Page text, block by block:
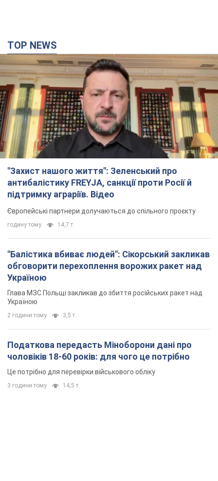
TOP NEWS
"Захист нашого життя": Зеленський про
антибалістику FREYJA, санкції проти Росії й
підтримку аграріїв. Відео
Європейські партнери долучаються до спільного проєкту
годину тому 14,7 т.
"Балістика вбиває людей": Сікорський закликав
обговорити перехоплення ворожих ракет над
Україною
Глава МЗС Польщі закликав до збиття російських ракет над
Україною
2 години тому 3,5 т.
Податкова передасть Міноборони дані про
чоловіків 18-60 років: для чого це потрібно
Це потрібно для перевірки військового обліку
3 години тому 14,5 т.